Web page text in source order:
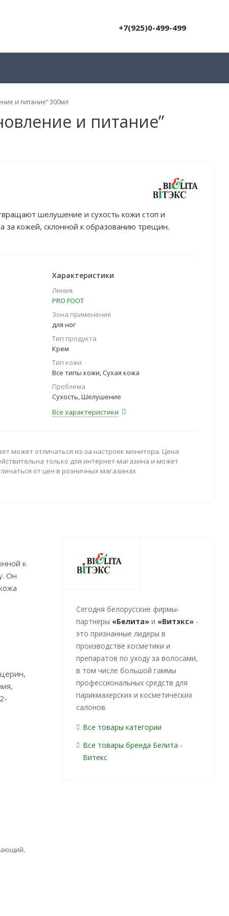
+7(925)0-499-499
и питание” 300мл
и питание”
шелушение и сухость кожи стоп и
за кожей, склонной к образованию трещин.
Характеристики
Линия
PRO FOOT
Зона применения
для ног
Тип продукта
Крем
Тип кожи
Все типы кожи, Сухая кожа
Проблема
Сухость, Шелушение
Все характеристики
может отличаться из-за настроек монитора. Цена
только для интернет-магазина и может
от цен в розничных магазинах
к
Он
Cегодня белорусские фирмы-
партнеры «Белита»и «Витэкс»-
это признанные лидеры в
производстве косметики и
препаратов по уходу за волосами,
в том числе большой гаммы
профессиональных средств для
парикмахерских и косметических
салонов.
Все товары категории
Все товары бренда Белита -
Витекс